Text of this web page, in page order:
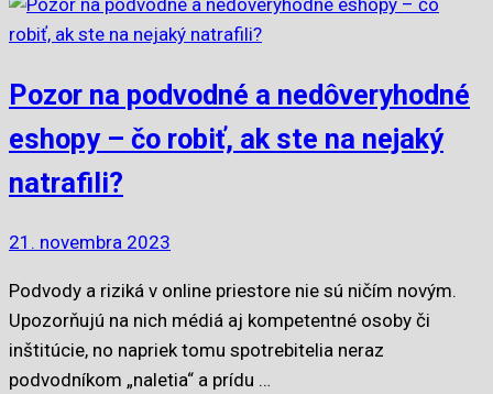
Pozor na podvodné a nedôveryhodné
eshopy – čo robiť, ak ste na nejaký
natrafili?
21. novembra 2023
Podvody a riziká v online priestore nie sú ničím novým.
Upozorňujú na nich médiá aj kompetentné osoby či
inštitúcie, no napriek tomu spotrebitelia neraz
podvodníkom „naletia“ a prídu …